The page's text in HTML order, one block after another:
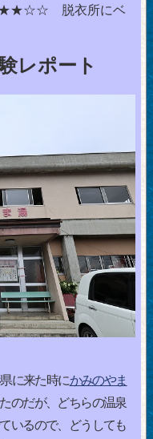
脱衣所にベ
レポート
に来た時にかみのやま
のだが、どちらの温泉
いるので、どうしても